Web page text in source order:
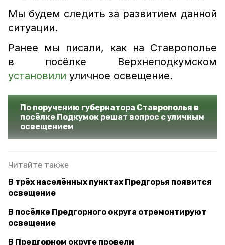
Мы будем следить за развитием данной
ситуации.
Ранее мы писали, как на Ставрополье
в посёлке Верхнеподкумском
установили уличное освещение.
По поручению губернатора Ставрополья в
посёлке Подкумок решат вопрос с уличным
освещением
Читайте также
В трёх населённых пунктах Предгорья появится
освещение
В посёлке Предгорного округа отремонтируют
освещение
В Предгорном округе провели